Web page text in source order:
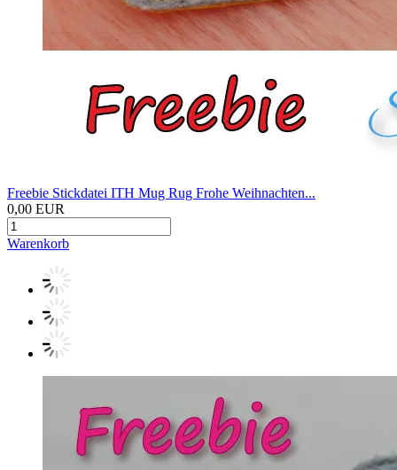
Freebie Stickdatei ITH Mug Rug Frohe Weihnachten...
0,00 EUR
Warenkorb